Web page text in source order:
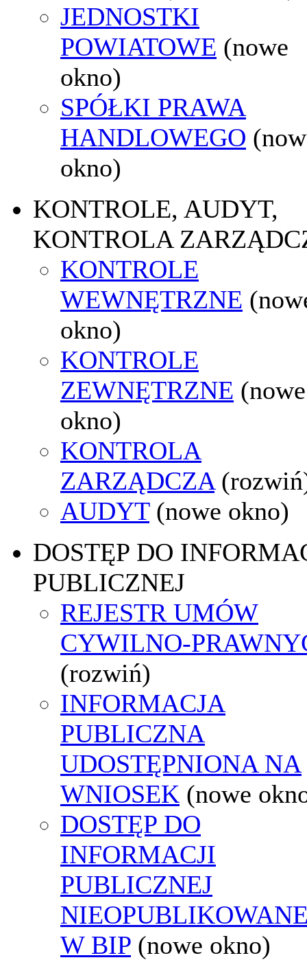
JEDNOSTKI
POWIATOWE (nowe
okno)
SPÓŁKI PRAWA
HANDLOWEGO
okno)
KONTROLE, AUDYT,
KONTROLA
KONTROLE
WEWNĘTRZNE
okno)
KONTROLE
ZEWNĘTRZNE (nowe
okno)
KONTROLA
ZARZĄDCZA
AUDYT (nowe okno)
DOSTĘP DO
PUBLICZNEJ
REJESTR UMÓW
CYWILNO-
(rozwiń)
INFORMACJA
PUBLICZNA
UDOSTĘPNIONA NA
WNIOSEK (nowe
DOSTĘP DO
INFORMACJI
PUBLICZNEJ
W BIP (nowe okno)